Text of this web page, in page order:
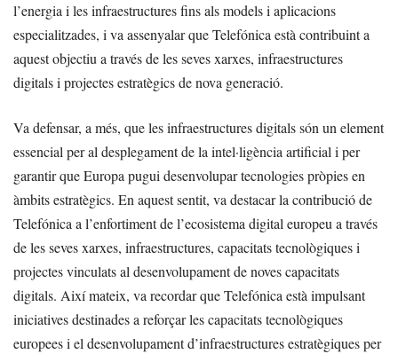
l’energia i les infraestructures fins als models i aplicacions
especialitzades, i va assenyalar que Telefónica està contribuint a
aquest objectiu a través de les seves xarxes, infraestructures
digitals i projectes estratègics de nova generació.
Va defensar, a més, que les infraestructures digitals són un element
essencial per al desplegament de la intel·ligència artificial i per
garantir que Europa pugui desenvolupar tecnologies pròpies en
àmbits estratègics. En aquest sentit, va destacar la contribució de
Telefónica a l’enfortiment de l’ecosistema digital europeu a través
de les seves xarxes, infraestructures, capacitats tecnològiques i
projectes vinculats al desenvolupament de noves capacitats
digitals. Així mateix, va recordar que Telefónica està impulsant
iniciatives destinades a reforçar les capacitats tecnològiques
europees i el desenvolupament d’infraestructures estratègiques per